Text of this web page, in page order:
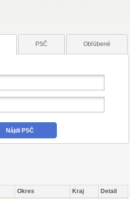
PSČ Obľúbené
Okres Kraj Detail